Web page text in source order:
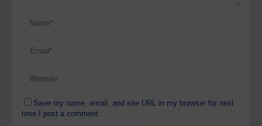
Save my name, email, and site URL in my browser for next
time I post a comment.